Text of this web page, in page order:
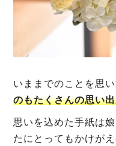
いままでのことを思
のもたくさんの思い
思いを込めた手紙は
たにとってもかけが